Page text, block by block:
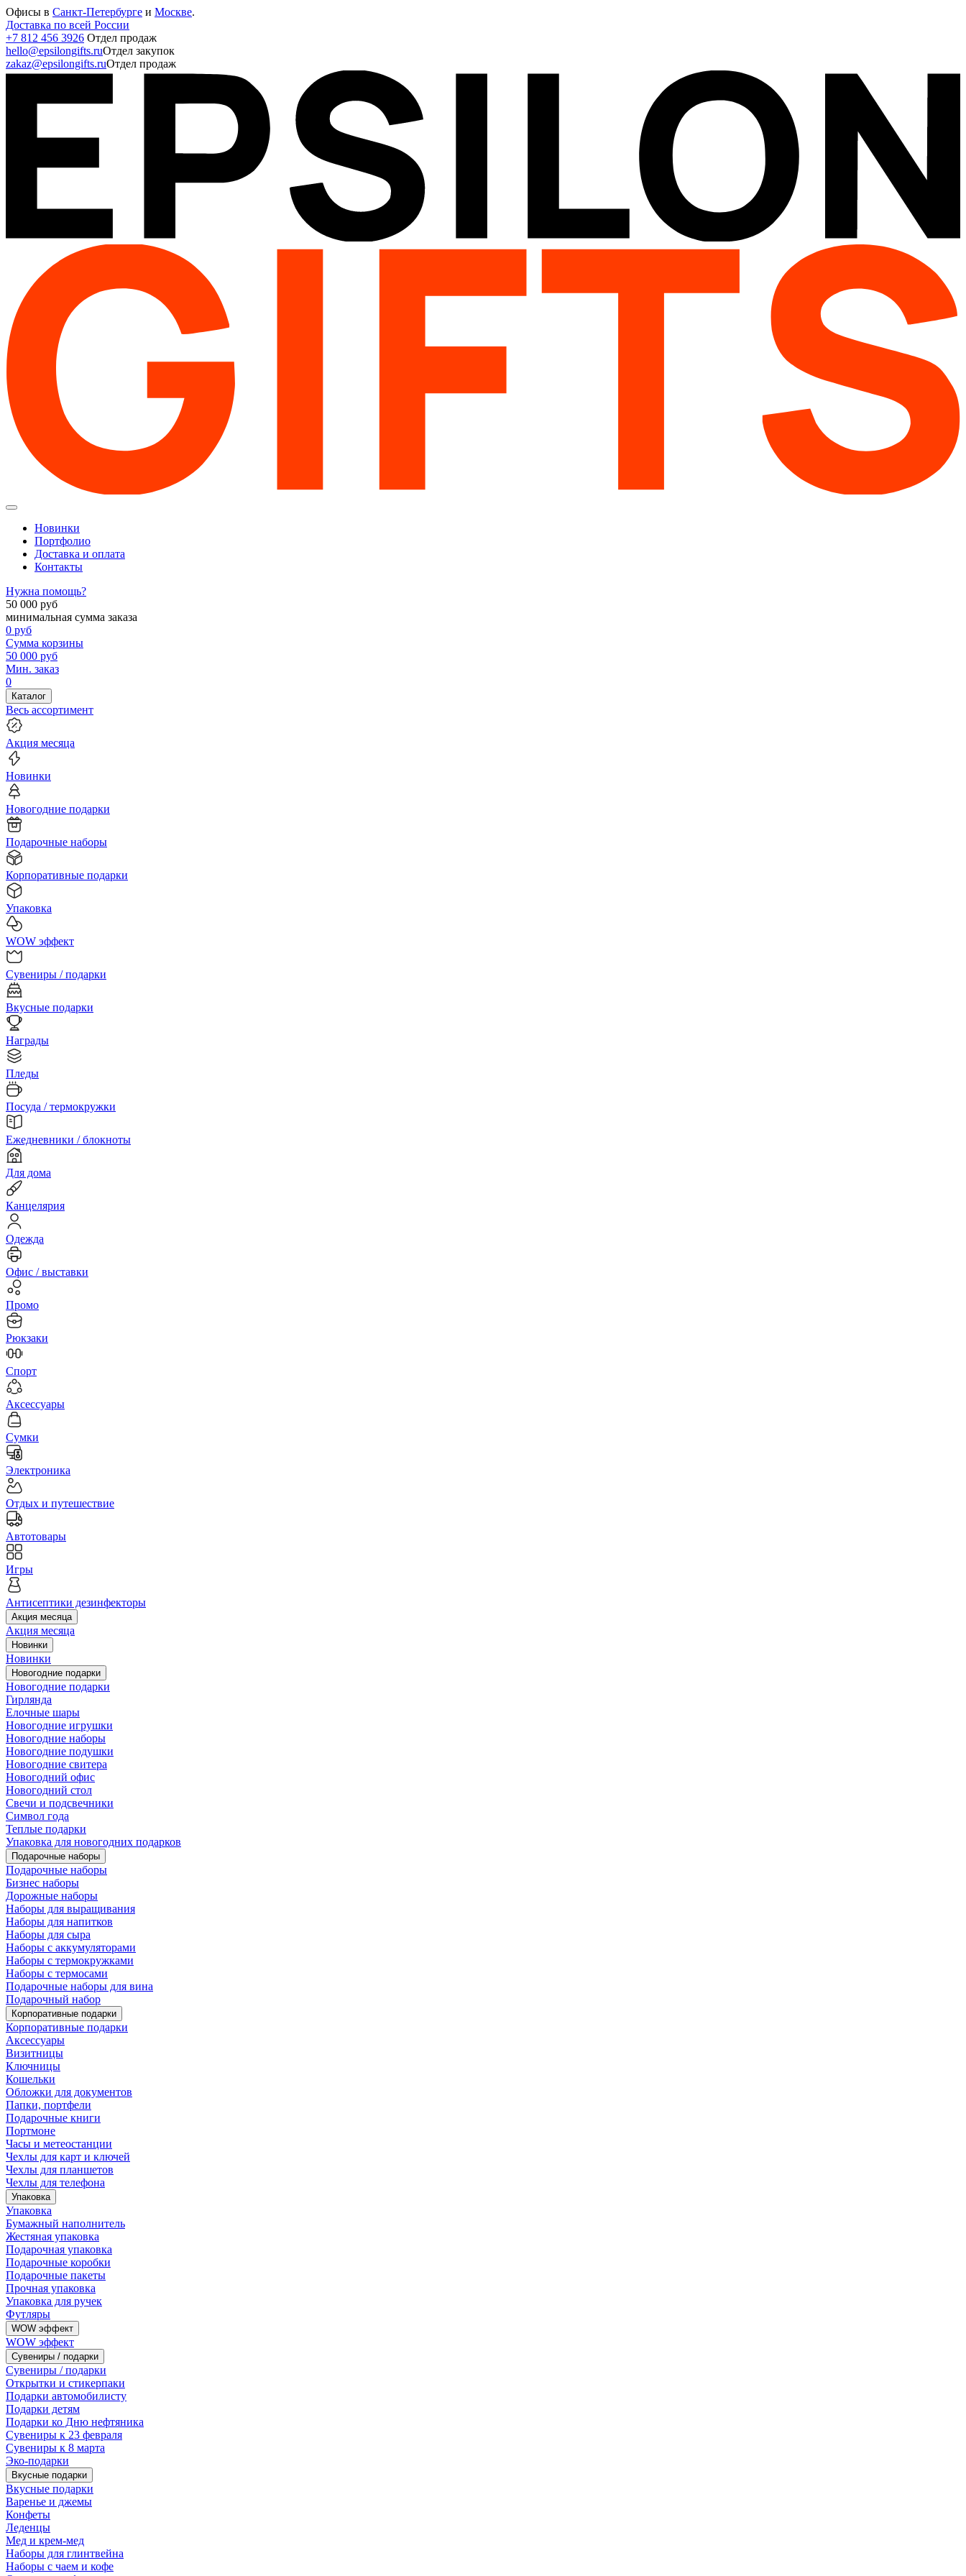
Офисы в Санкт-Петербурге и Москве.
Доставка по всей России
+7 812 456 3926 Отдел продаж
hello@epsilongifts.ruОтдел закупок
zakaz@epsilongifts.ruОтдел продаж
Новинки
Портфолио
Доставка и оплата
Контакты
Нужна помощь?
50 000 руб
минимальная сумма заказа
0 руб
Сумма корзины
50 000 руб
Мин. заказ
0
Каталог
Весь ассортимент
Акция месяца
Новинки
Новогодние подарки
Подарочные наборы
Корпоративные подарки
Упаковка
WOW эффект
Сувениры / подарки
Вкусные подарки
Награды
Пледы
Посуда / термокружки
Ежедневники / блокноты
Для дома
Канцелярия
Одежда
Офис / выставки
Промо
Рюкзаки
Спорт
Аксессуары
Сумки
Электроника
Отдых и путешествие
Автотовары
Игры
Антисептики дезинфекторы
Акция месяца
Акция месяца
Новинки
Новинки
Новогодние подарки
Новогодние подарки
Гирлянда
Елочные шары
Новогодние игрушки
Новогодние наборы
Новогодние подушки
Новогодние свитера
Новогодний офис
Новогодний стол
Свечи и подсвечники
Символ года
Теплые подарки
Упаковка для новогодних подарков
Подарочные наборы
Подарочные наборы
Бизнес наборы
Дорожные наборы
Наборы для выращивания
Наборы для напитков
Наборы для сыра
Наборы с аккумуляторами
Наборы с термокружками
Наборы с термосами
Подарочные наборы для вина
Подарочный набор
Корпоративные подарки
Корпоративные подарки
Аксессуары
Визитницы
Ключницы
Кошельки
Обложки для документов
Папки, портфели
Подарочные книги
Портмоне
Часы и метеостанции
Чехлы для карт и ключей
Чехлы для планшетов
Чехлы для телефона
Упаковка
Упаковка
Бумажный наполнитель
Жестяная упаковка
Подарочная упаковка
Подарочные коробки
Подарочные пакеты
Прочная упаковка
Упаковка для ручек
Футляры
WOW эффект
WOW эффект
Сувениры / подарки
Сувениры / подарки
Открытки и стикерпаки
Подарки автомобилисту
Подарки детям
Подарки ко Дню нефтяника
Сувениры к 23 февраля
Сувениры к 8 марта
Эко-подарки
Вкусные подарки
Вкусные подарки
Варенье и джемы
Конфеты
Леденцы
Мед и крем-мед
Наборы для глинтвейна
Наборы с чаем и кофе